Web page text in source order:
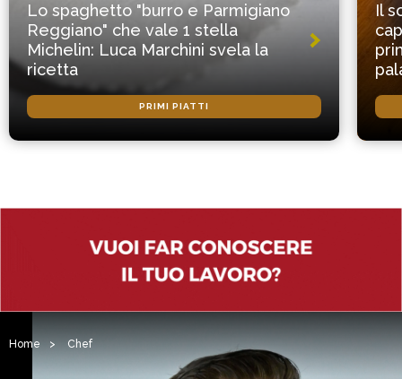
Lo spaghetto "burro e Parmigiano
Reggiano" che vale 1 stella
Michelin: Luca Marchini svela la
ricetta
PRIMI PIATTI
Il
Home > Chef